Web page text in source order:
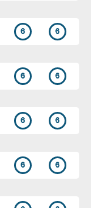
6 6
6 6
6 6
6 6